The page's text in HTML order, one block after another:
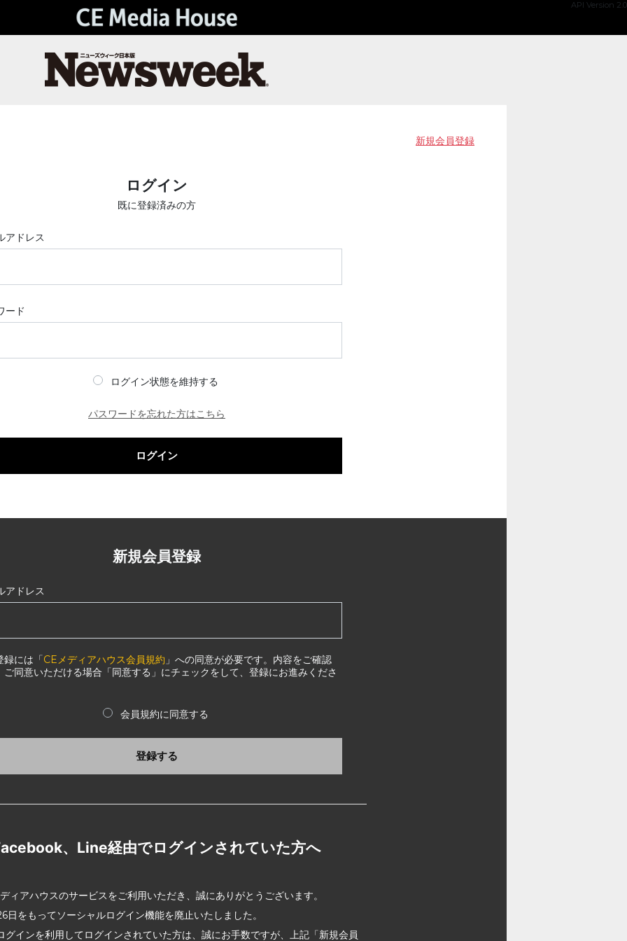
API Version 2.0
新規会員登録
ログイン
既に登録済みの方
アドレス
ード
ログイン状態を維持する
パスワードを忘れた方はこちら
ログイン
新規会員登録
アドレス
録には「CEメディアハウス会員規約 」への同意が必要です。内容をご確認
ご同意いただける場合「同意する」にチェックをして、登録にお進みくださ
会員規約に同意する
登録する
、Line経由でログインされていた方へ
ィアハウスのサービスをご利用いただき、誠にありがとうございます。
日をもってソーシャルログイン機能を廃止いたしました。
グインを利用してログインされていた方は、誠にお手数ですが、上記「新規会員